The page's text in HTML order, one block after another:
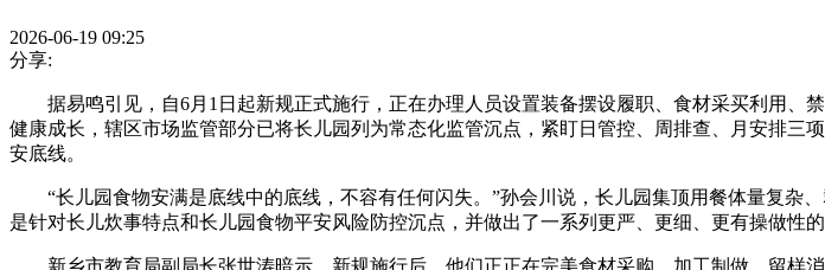
2026-06-19 09:25
分享:
据易鸣引见，自6月1日起新规正式施行，正在办理人员设置装备摆设履职、食材采买利用、
健康成长，辖区市场监管部分已将长儿园列为常态化监管沉点，紧盯日管控、周排查、月安排
安底线。
“长儿园食物安满是底线中的底线，不容有任何闪失。”孙会川说，长儿园集顶用餐体量复杂
是针对长儿炊事特点和长儿园食物平安风险防控沉点，并做出了一系列更严、更细、更有操做性的
新乡市教育局副局长张世涛暗示，新规施行后，他们正正在完美食材采购、加工制做、留样